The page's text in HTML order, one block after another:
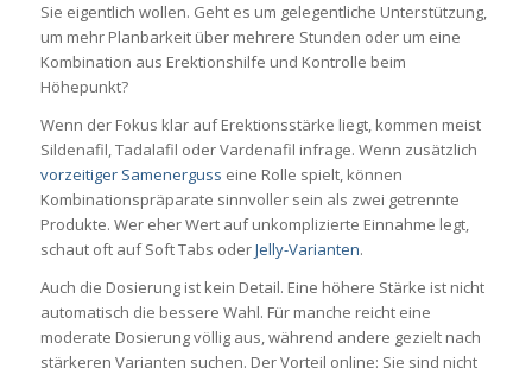
Sie eigentlich wollen. Geht es um gelegentliche Unterstützung,
um mehr Planbarkeit über mehrere Stunden oder um eine
Kombination aus Erektionshilfe und Kontrolle beim
Höhepunkt?
Wenn der Fokus klar auf Erektionsstärke liegt, kommen meist
Sildenafil, Tadalafil oder Vardenafil infrage. Wenn zusätzlich
vorzeitiger Samenerguss eine Rolle spielt, können
Kombinationspräparate sinnvoller sein als zwei getrennte
Produkte. Wer eher Wert auf unkomplizierte Einnahme legt,
schaut oft auf Soft Tabs oderJelly-Varianten.
Auch die Dosierung ist kein Detail. Eine höhere Stärke ist nicht
automatisch die bessere Wahl. Für manche reicht eine
moderate Dosierung völlig aus, während andere gezielt nach
stärkeren Varianten suchen. Der Vorteil online: Sie sind nicht